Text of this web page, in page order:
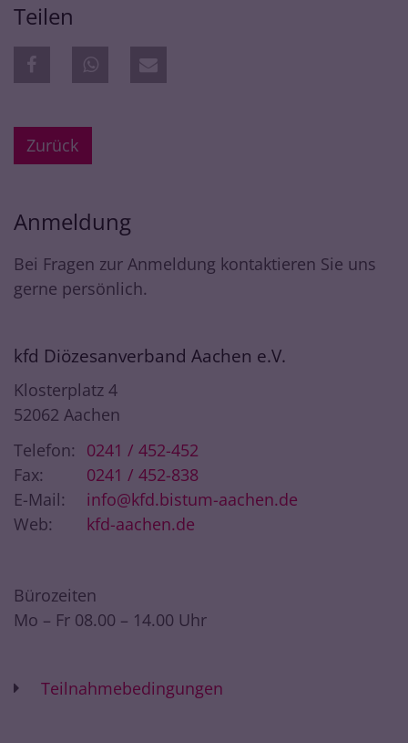
Teilen
Zurück
Anmeldung
Bei Fragen zur Anmeldung kontaktieren Sie uns
gerne persönlich.
kfd Diözesanverband Aachen e.V.
Klosterplatz 4
52062 Aachen
Telefon:
0241 / 452-452
Fax:
0241 / 452-838
E-Mail:
info@kfd.bistum-aachen.de
Web:
kfd-aachen.de
Bürozeiten
Mo – Fr 08.00 – 14.00 Uhr
Teilnahmebedingungen